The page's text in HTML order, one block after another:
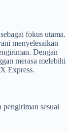
fokus utama.
menyelesaikan
Dengan
merasa melebihi
Express.
pengiriman sesuai